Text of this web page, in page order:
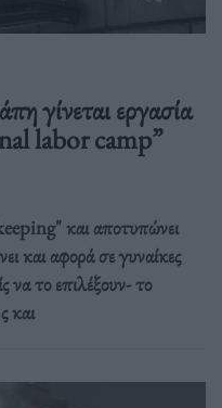
γίνεται εργασία
labor camp”
και αποτυπώνει
και αφορά σε γυναίκες
το επιλέξουν- το
και